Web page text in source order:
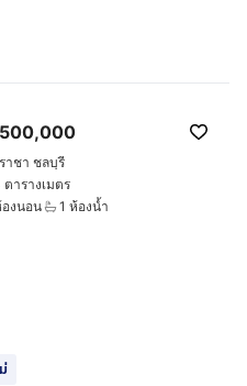
าชา ชลบุรี
ตารางเมตร
องนอน
1 ห้องน้ำ